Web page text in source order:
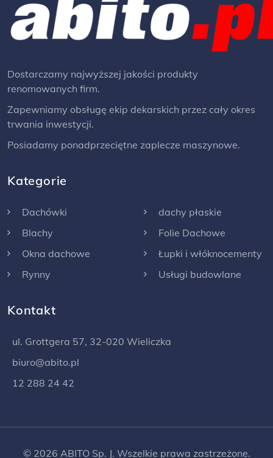
Dostarczamy najwyższej jakości produkty
renomowanych firm.
Zapewniamy obsługę ekip dekarskich przez cały okres
trwania inwestycji.
Posiadamy ponadprzeciętne zaplecze maszynowe.
Kategorie
Dachówki
Blachy
Okna dachowe
Rynny
dachy płaskie
Folie Dachowe
Łupki i włóknocementy
Usługi budowlane
Kontakt
ul. Grottgera 57, 32-020 Wieliczka
biuro@abito.pl
12 288 24 42
© 2026 ABITO Sp. J. Wszelkie prawa zastrzeżone.